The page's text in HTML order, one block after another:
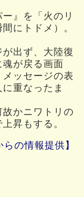
』を「火のリ
にトドメ）。
出ず、大陸復
が戻る画面
ッセージの表
重なったま
かニワトリの
昇もする。
らの情報提供】